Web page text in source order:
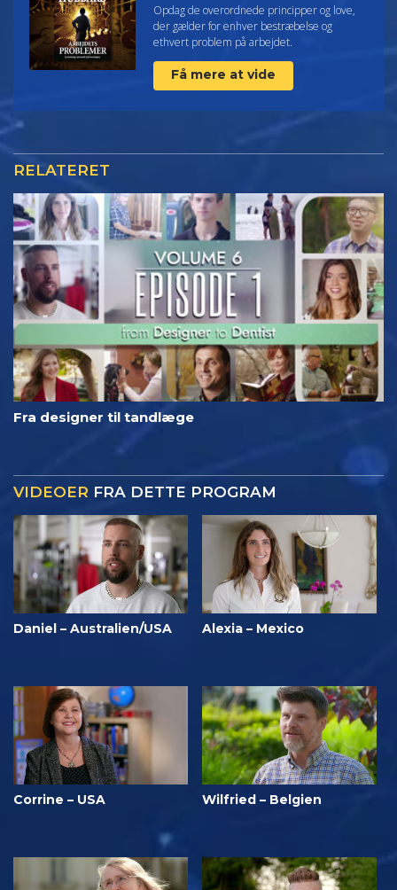
Opdag de overordnede principper og love,
der gælder for enhver bestræbelse og
ethvert problem på arbejdet.
Få mere at vide
RELATERET
Fra designer til tandlæge
VIDEOER FRA DETTE PROGRAM
Daniel – Australien/USA Alexia – Mexico
Corrine – USA Wilfried – Belgien